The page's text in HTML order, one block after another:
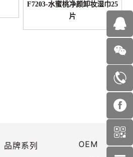
F7203-水蜜桃净颜卸妆湿巾25
片
下一页
末页
品牌系列 OEM